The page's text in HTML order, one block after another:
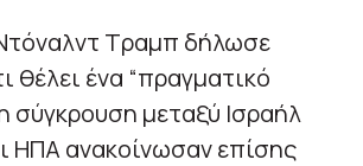
Τραμπ δήλωσε
θέλει ένα “πραγματικό
σύγκρουση μεταξύ Ισραήλ
ΗΠΑ ανακοίνωσαν επίσης